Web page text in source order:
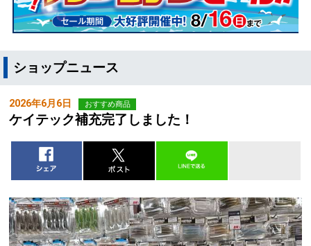
ショップニュース
2026年6月6日 おすすめ商品
ケイテック補充完了しました！